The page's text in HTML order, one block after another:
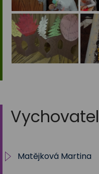
Matějková Martina